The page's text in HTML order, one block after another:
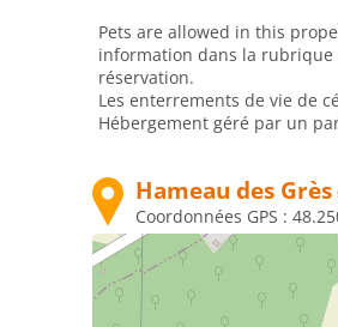
Pets are allowed in this
information dans la rubrique
réservation.
Les enterrements de vie de
Hébergement géré par un
Hameau des Grès
Coordonnées GPS :